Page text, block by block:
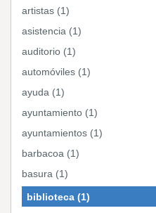
artistas (1)
asistencia (1)
auditorio (1)
automóviles (1)
ayuda (1)
ayuntamiento (1)
ayuntamientos (1)
barbacoa (1)
basura (1)
biblioteca (1)